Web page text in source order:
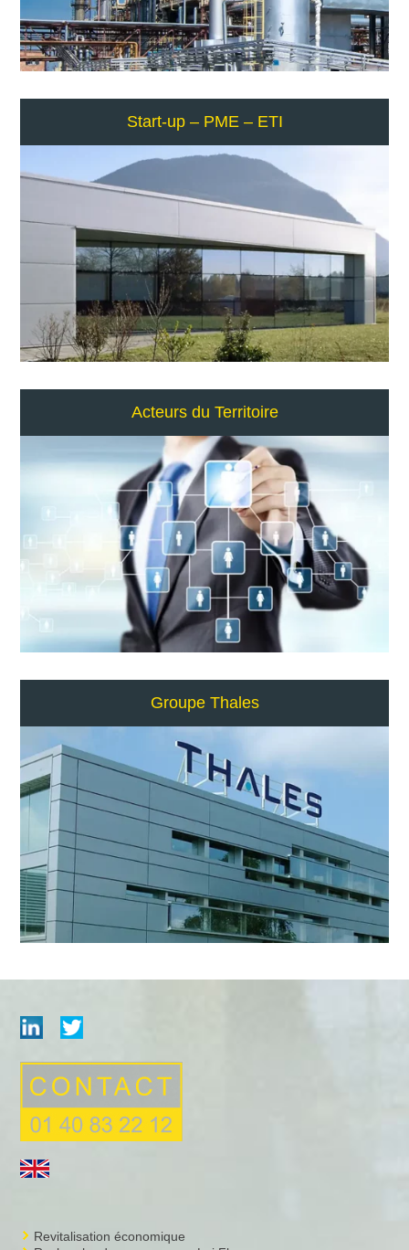
Start-up – PME – ETI
Acteurs du Territoire
Groupe Thales
Revitalisation économique